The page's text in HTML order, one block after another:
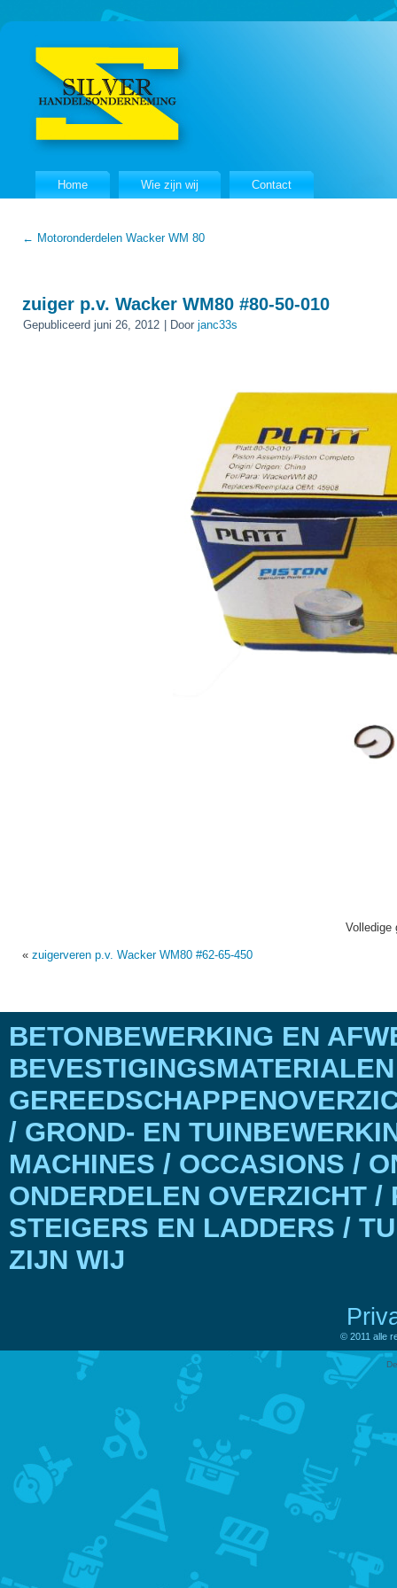
Home Wie zijn wij Contact
← Motoronderdelen Wacker WM 80
zuiger p.v. Wacker WM80 #80-50-010
Gepubliceerd juni 26, 2012 Door janc33s
« zuigerveren p.v. Wacker WM80 #62-65-450
BETONBEWERKING EN
/ GROND- EN
MACHINES / OCCASIONS /
ONDERDELEN OVERZICHT
STEIGERS EN LADDERS /
ZIJN WIJ
© 2011 alle